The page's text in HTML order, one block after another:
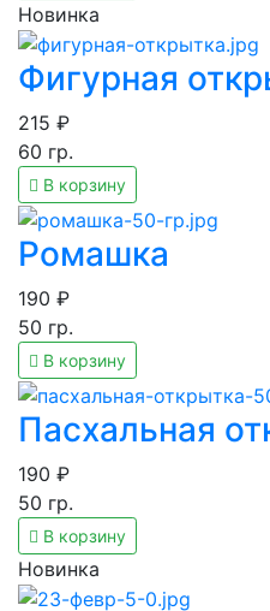
Новинка
Фигурная
215 ₽
60 гр.
В корзину
Ромашка
190 ₽
50 гр.
В корзину
Пасхальная
190 ₽
50 гр.
В корзину
Новинка